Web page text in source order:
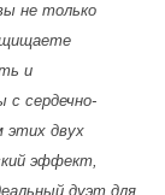
не только
и
с сердечно-
этих двух
эффект,
дуэт для